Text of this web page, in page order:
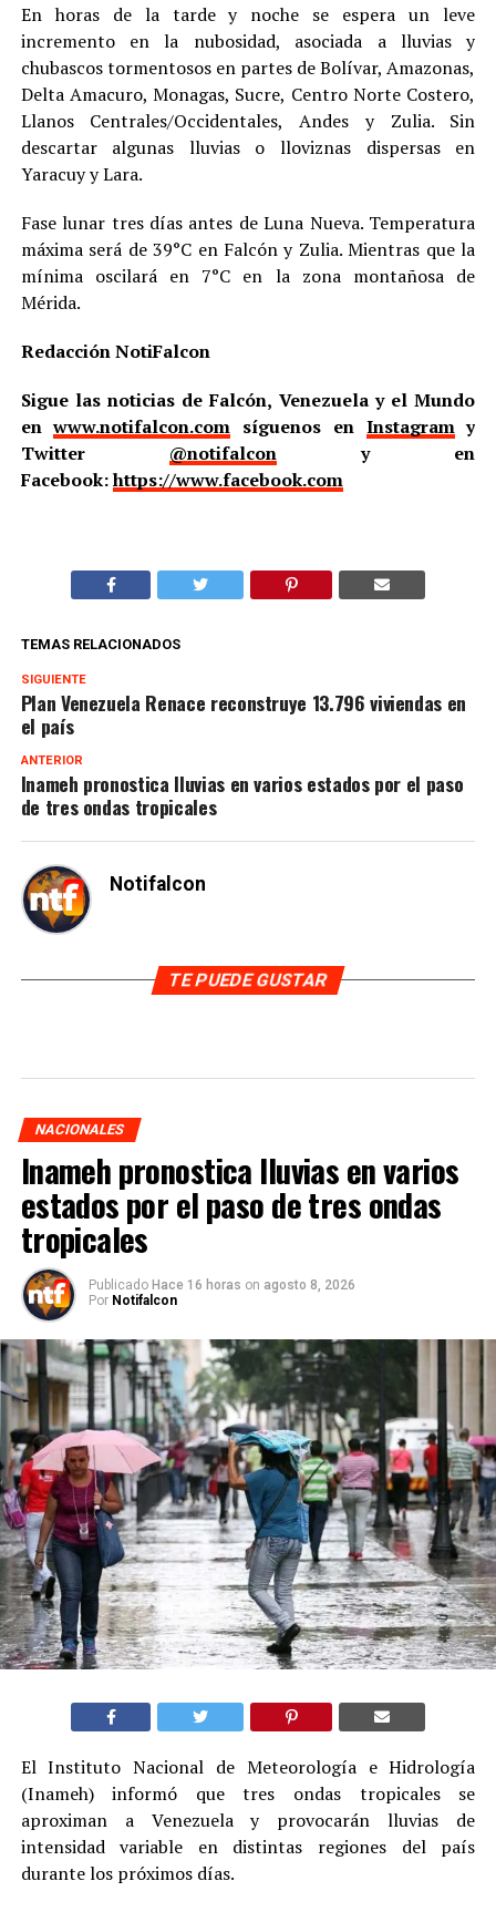
En horas de la tarde y noche se espera un leve
incremento en la nubosidad, asociada a lluvias y
chubascos tormentosos en partes de Bolívar, Amazonas,
Delta Amacuro, Monagas, Sucre, Centro Norte Costero,
Llanos Centrales/Occidentales, Andes y Zulia. Sin
descartar algunas lluvias o lloviznas dispersas en
Yaracuy y Lara.
Fase lunar tres días antes de Luna Nueva. Temperatura
máxima será de 39°C en Falcón y Zulia. Mientras que la
mínima oscilará en 7°C en la zona montañosa de
Mérida.
Redacción NotiFalcon
Sigue las noticias de Falcón, Venezuela y el Mundo
enwww.notifalcon.com síguenos en Instagramy
Twitter @notifalcony en
Facebook:https://www.facebook.com
TEMAS RELACIONADOS
SIGUIENTE
Plan Venezuela Renace reconstruye 13.796 viviendas en
el país
ANTERIOR
Inameh pronostica lluvias en varios estados por el paso
de tres ondas tropicales
Notifalcon
TE PUEDE GUSTAR
NACIONALES
Inameh pronostica lluvias en varios
estados por el paso de tres ondas
tropicales
Publicado Hace 16 horas on agosto 8, 2026
Por Notifalcon
El Instituto Nacional de Meteorología e Hidrología
(Inameh) informó que tres ondas tropicales se
aproximan a Venezuela y provocarán lluvias de
intensidad variable en distintas regiones del país
durante los próximos días.